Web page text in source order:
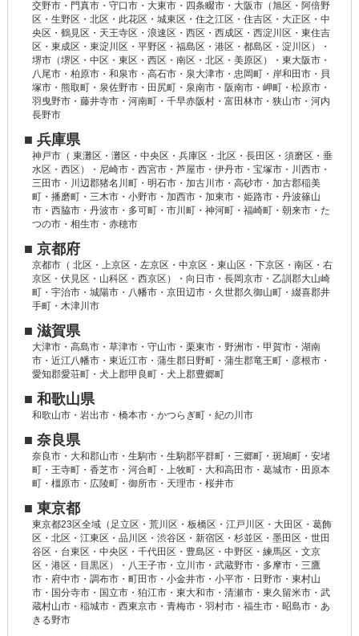
交野市・門真市・守口市・大東市・四条畷市・大阪市（旭区・阿倍野
区・生野区・北区・此花区・城東区・住之江区・住吉区・大正区・中
央区・鶴見区・天王寺区・浪速区・西区・西成区・西淀川区・東住吉
区・東成区・東淀川区・平野区・福島区・港区・都島区・淀川区）・
堺市（堺区・中区・東区・西区・南区・北区・美原区）・東大阪市・
八尾市・柏原市・和泉市・高石市・泉大津市・忠岡町・岸和田市・貝
塚市・熊取町・泉佐野市・田尻町・泉南市・阪南市・岬町・松原市・
羽曳野市・藤井寺市・河南町・千早赤阪村・富田林市・狭山市・河内
長野市
■ 兵庫県
神戸市（ 東灘区・灘区・中央区・兵庫区・北区・長田区・須磨区・垂
水区・西区）・尼崎市・西宮市・芦屋市・伊丹市・宝塚市・川西市・
三田市・川辺郡猪名川町・明石市・加古川市・高砂市・加古郡稲美
町・播磨町・三木市・小野市・加西市・加東市・姫路市・丹波篠山
市・西脇市・丹波市・多可町・市川町・神河町・福崎町・朝来市・た
つの市・相生市・赤穂市
■ 京都府
京都市（ 北区・上京区・左京区・中京区・東山区・下京区・南区・右
京区・伏見区・山科区・西京区）・向日市・長岡京市・乙訓郡大山崎
町・宇治市・城陽市・八幡市・京田辺市・久世郡久御山町・綴喜郡井
手町・木津川市
■ 滋賀県
大津市・高島市・草津市・守山市・栗東市・野洲市・甲賀市・湖南
市・近江八幡市・東近江市・蒲生郡日野町・蒲生郡竜王町・彦根市・
愛知郡愛荘町・犬上郡甲良町・犬上郡豊郷町
■ 和歌山県
和歌山市・岩出市・橋本市・かつらぎ町・紀の川市
■ 奈良県
奈良市・大和郡山市・生駒市・生駒郡平群町・三郷町・斑鳩町・安堵
町・王寺町・香芝市・河合町・上牧町・大和高田市・葛城市・田原本
町・橿原市・広陵町・御所市・天理市・桜井市
■ 東京都
東京都23区全域（足立区・荒川区・板橋区・江戸川区・大田区・葛飾
区・北区・江東区・品川区・渋谷区・新宿区・杉並区・墨田区・世田
谷区・台東区・中央区・千代田区・豊島区・中野区・練馬区・文京
区・港区・目黒区）・八王子市・立川市・武蔵野市・多摩市・三鷹
市・府中市・調布市・町田市・小金井市・小平市・日野市・東村山
市・国分寺市・国立市・狛江市・東大和市・清瀬市・東久留米市・武
蔵村山市・稲城市・西東京市・青梅市・羽村市・福生市・昭島市・あ
きる野市